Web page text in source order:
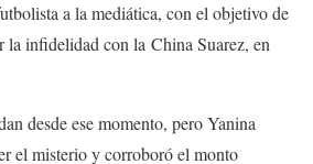
a la mediática, con el objetivo de
la infidelidad con la China Suarez, en
desde ese momento, pero Yanina
el misterio y corroboró el monto